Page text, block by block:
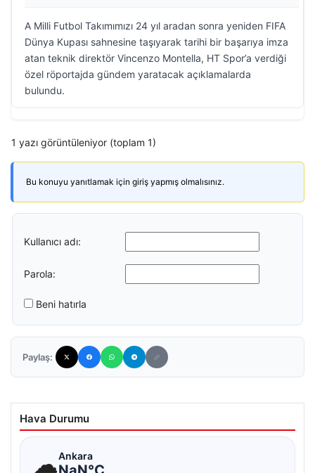
A Milli Futbol Takımımızı 24 yıl aradan sonra yeniden FIFA
Dünya Kupası sahnesine taşıyarak tarihi bir başarıya imza
atan teknik direktör Vincenzo Montella, HT Spor’a verdiği
özel röportajda gündem yaratacak açıklamalarda
bulundu.
1 yazı görüntüleniyor (toplam 1)
Bu konuyu yanıtlamak için giriş yapmış olmalısınız.
Kullanıcı adı:
Parola:
Beni hatırla
Paylaş:
Hava Durumu
☁Ankara